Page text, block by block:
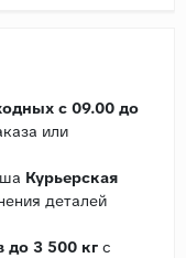
с 09.00 до
или
Курьерская
деталей
до 3 500 кг с